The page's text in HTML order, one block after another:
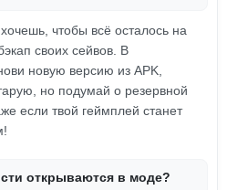
чтобы всё осталось на
своих сейвов. В
новую версию из APK,
но подумай о резервной
если твой геймплей станет
открываются в моде?